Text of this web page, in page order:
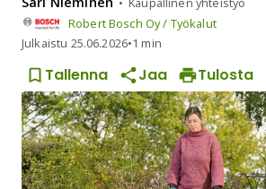
Robert Bosch Oy / Työkalut
Julkaistu 25.06.2026•1 min
Tallenna Jaa Tulosta